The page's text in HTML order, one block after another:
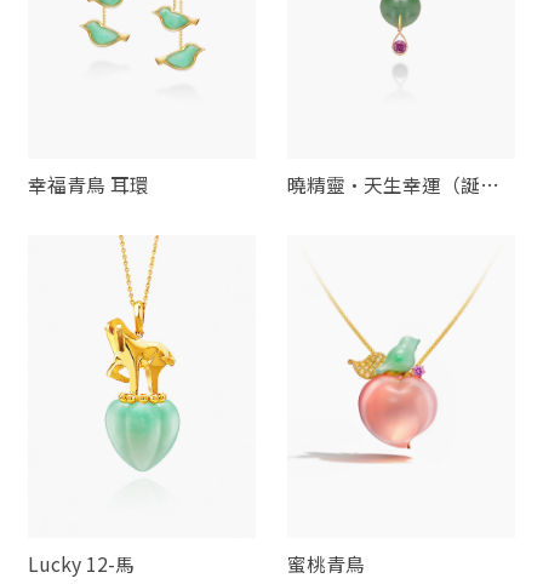
幸福青鳥 耳環
曉精靈·天生幸運（誕生
Lucky 12-馬 蜜桃青鳥